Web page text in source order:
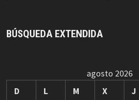
BÚSQUEDA EXTENDIDA
agosto 2026
D
L M X J